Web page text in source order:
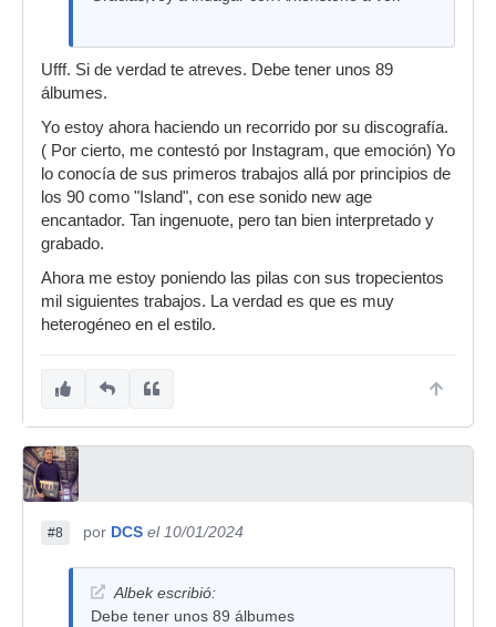
Ufff. Si de verdad te atreves. Debe tener unos 89
álbumes.
Yo estoy ahora haciendo un recorrido por su discografía.
( Por cierto, me contestó por Instagram, que emoción) Yo
lo conocía de sus primeros trabajos allá por principios de
los 90 como "Island", con ese sonido new age
encantador. Tan ingenuote, pero tan bien interpretado y
grabado.
Ahora me estoy poniendo las pilas con sus tropecientos
mil siguientes trabajos. La verdad es que es muy
heterogéneo en el estilo.
#8 por DCS el 10/01/2024
Albek escribió:
Debe tener unos 89 álbumes